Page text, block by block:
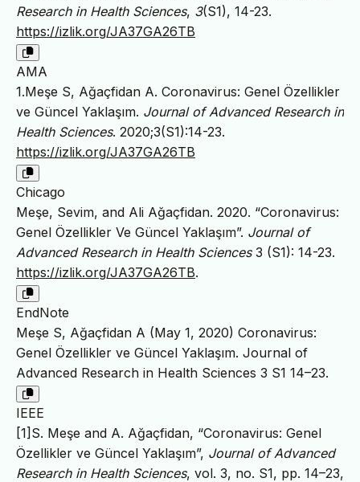
Research in Health Sciences, 3(S1), 14-23.
https://izlik.org/JA37GA26TB
AMA
1.Meşe S, Ağaçfidan A. Coronavirus: Genel Özellikler
ve Güncel Yaklaşım. Journal of Advanced Research in
Health Sciences. 2020;3(S1):14-23.
https://izlik.org/JA37GA26TB
Chicago
Meşe, Sevim, and Ali Ağaçfidan. 2020. “Coronavirus:
Genel Özellikler Ve Güncel Yaklaşım”. Journal of
Advanced Research in Health Sciences3 (S1): 14-23.
https://izlik.org/JA37GA26TB.
EndNote
Meşe S, Ağaçfidan A (May 1, 2020) Coronavirus:
Genel Özellikler ve Güncel Yaklaşım. Journal of
Advanced Research in Health Sciences 3 S1 14–23.
IEEE
[1]S. Meşe and A. Ağaçfidan, “Coronavirus: Genel
Özellikler ve Güncel Yaklaşım”, Journal of Advanced
Research in Health Sciences, vol. 3, no. S1, pp. 14–23,